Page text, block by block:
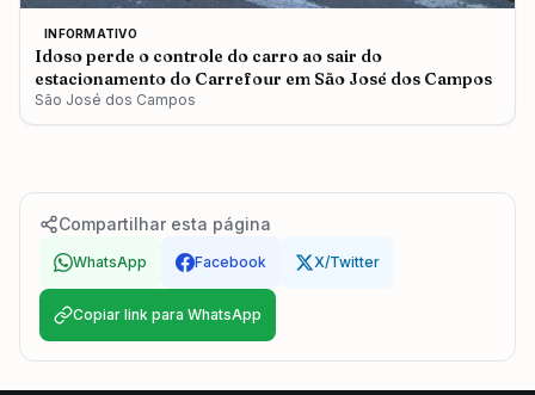
INFORMATIVO
Idoso perde o controle do carro ao sair do
estacionamento do Carrefour em São José dos Campos
São José dos Campos
Compartilhar esta página
WhatsApp Facebook X/Twitter
Copiar link para WhatsApp